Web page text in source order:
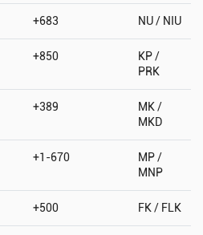
+683 NU / NIU
+850
KP /
PRK
+389
MK /
MKD
+1-670
MP /
MNP
+500 FK / FLK